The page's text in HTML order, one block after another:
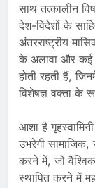
साथ तत्कालीन
देश-विदेशों के
अंतरराष्ट्रीय
के अलावा और कई
होती रहती हैं,
विशेषज्ञ वक्ता के
आशा है
उभरेगी सामाजिक,
करने में, जो
स्थापित करने में